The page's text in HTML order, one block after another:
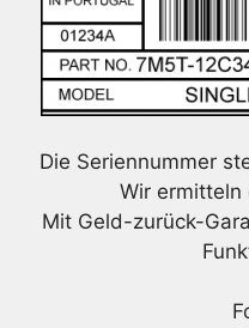
Die Seriennummer
Wir ermitteln
Mit Geld-zurück-